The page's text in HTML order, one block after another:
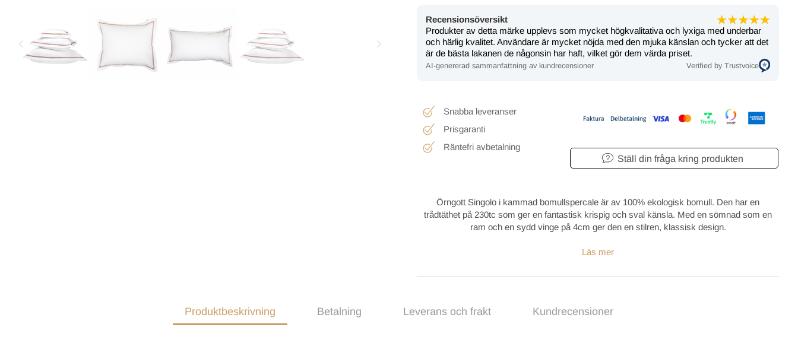
Recensionsöversikt
Produkter av detta märke upplevs som mycket högkvalitativa och lyxiga med underbar
och härlig kvalitet. Användare är mycket nöjda med den mjuka känslan och tycker att det
är de bästa lakanen de någonsin har haft, vilket gör dem värda priset.
AI-genererad sammanfattning av kundrecensioner Verified by Trustvoice
Snabba leveranser
Prisgaranti
Räntefri avbetalning
Ställ din fråga kring produkten
Örngott Singolo i kammad bomullspercale är av 100% ekologisk bomull. Den har en
trådtäthet på 230tc som ger en fantastisk krispig och sval känsla. Med en sömnad som en
ram och en sydd vinge på 4cm ger den en stilren, klassisk design.
Läs mer
Produktbeskrivning Betalning Leverans och frakt Kundrecensioner